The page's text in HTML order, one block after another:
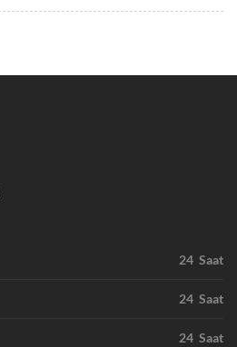
24 Saat
24 Saat
24 Saat